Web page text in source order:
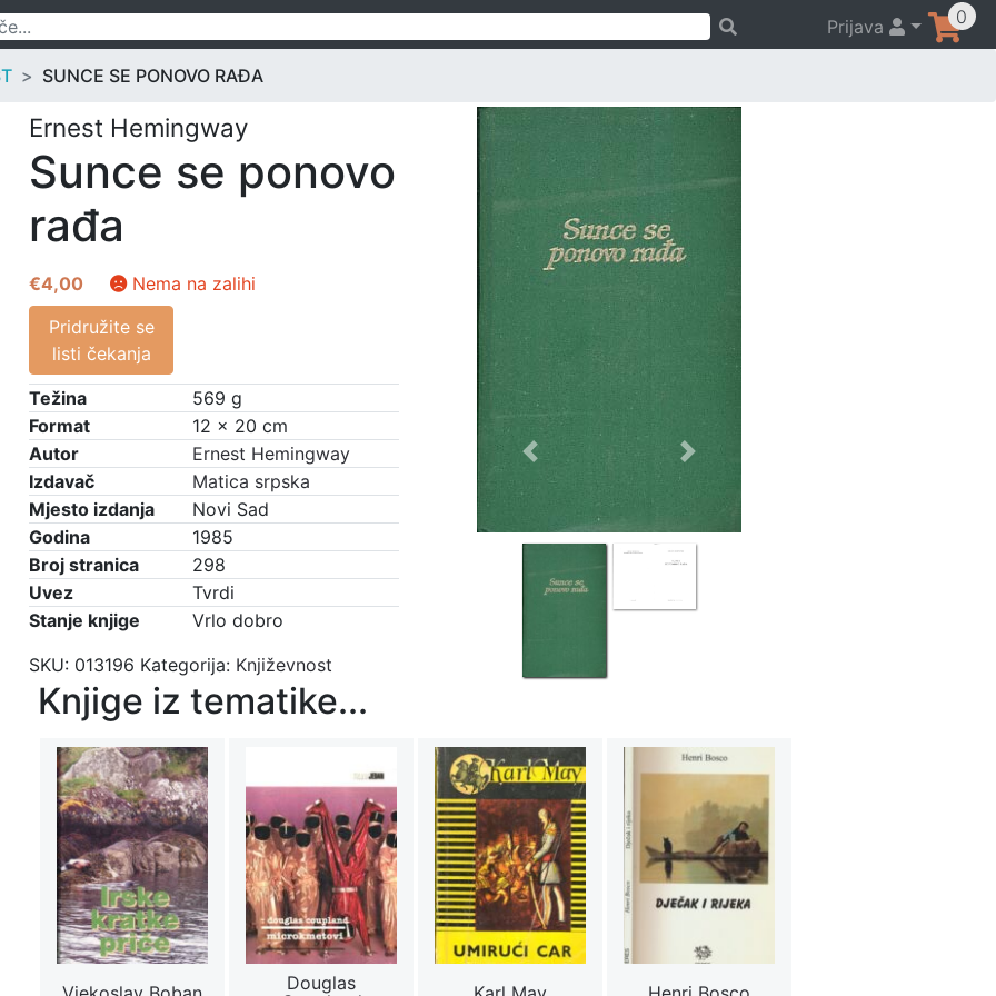
Prijava 0
SUNCE SE PONOVO RAĐA
Ernest Hemingway
Sunce se ponovo
rađa
€4,00
Nema na zalihi
Pridružite se
listi čekanja
Težina
569 g
Format
12 × 20 cm
Autor
Ernest Hemingway
Izdavač
Matica srpska
Mjesto izdanja
Novi Sad
Godina
1985
Broj stranica
298
Uvez
Tvrdi
Stanje knjige
Vrlo dobro
SKU: 013196 Kategorija: Književnost
Previous Next
Knjige iz tematike...
Douglas